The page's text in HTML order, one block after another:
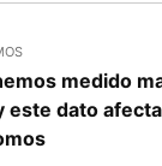
medido
este dato